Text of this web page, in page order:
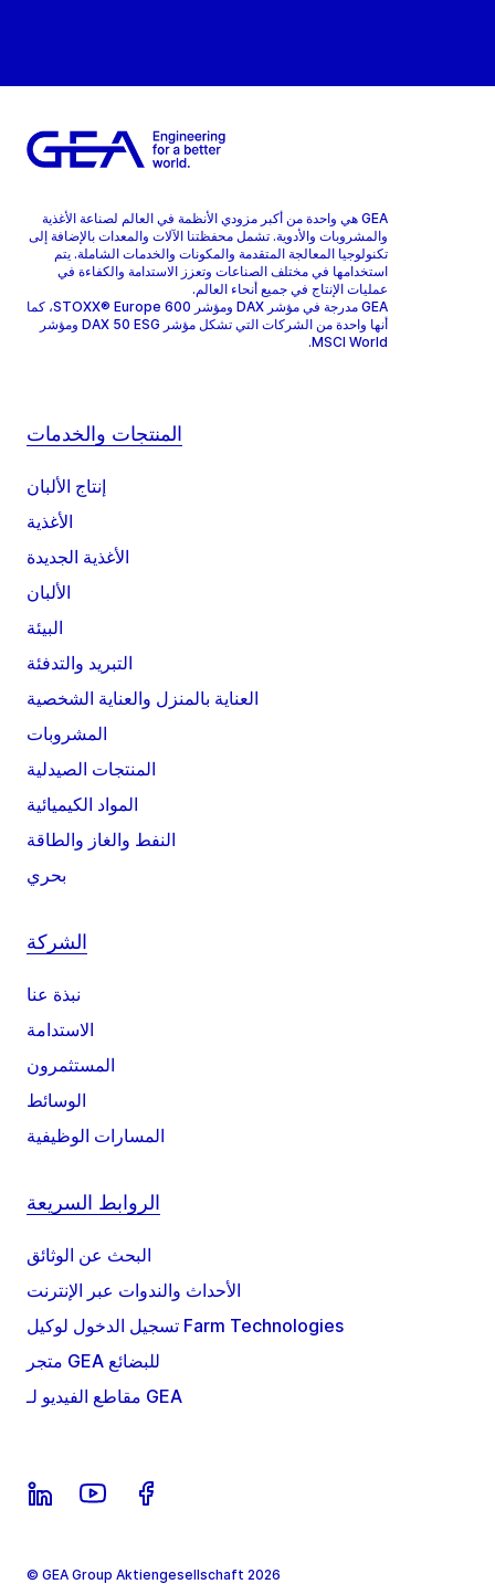
GEA هي واحدة من أكبر مزودي الأنظمة في العالم لصناعة الأغذية
والمشروبات والأدوية. تشمل محفظتنا الآلات والمعدات بالإضافة إلى
تكنولوجيا المعالجة المتقدمة والمكونات والخدمات الشاملة. يتم
استخدامها في مختلف الصناعات وتعزز الاستدامة والكفاءة في
عمليات الإنتاج في جميع أنحاء العالم.
GEA مدرجة في مؤشر DAX ومؤشر STOXX® Europe 600، كما
أنها واحدة من الشركات التي تشكل مؤشر DAX 50 ESG ومؤشر
MSCI World.
المنتجات والخدمات
إنتاج الألبان
الأغذية
الأغذية الجديدة
الألبان
البيئة
التبريد والتدفئة
العناية بالمنزل والعناية الشخصية
المشروبات
المنتجات الصيدلية
المواد الكيميائية
النفط والغاز والطاقة
بحري
الشركة
نبذة عنا
الاستدامة
المستثمرون
الوسائط
المسارات الوظيفية
الروابط السريعة
البحث عن الوثائق
الأحداث والندوات عبر الإنترنت
تسجيل الدخول لوكيل Farm Technologies
متجر GEA للبضائع
مقاطع الفيديو لـ GEA
© GEA Group Aktiengesellschaft 2026